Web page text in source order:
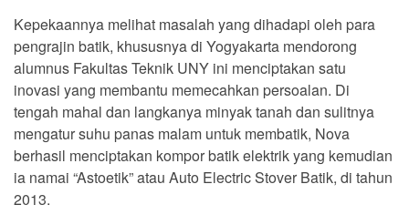
Kepekaannya melihat masalah yang dihadapi oleh para
pengrajin batik, khususnya di Yogyakarta mendorong
alumnus Fakultas Teknik UNY ini menciptakan satu
inovasi yang membantu memecahkan persoalan. Di
tengah mahal dan langkanya minyak tanah dan sulitnya
mengatur suhu panas malam untuk membatik, Nova
berhasil menciptakan kompor batik elektrik yang kemudian
ia namai “Astoetik” atau Auto Electric Stover Batik, di tahun
2013.